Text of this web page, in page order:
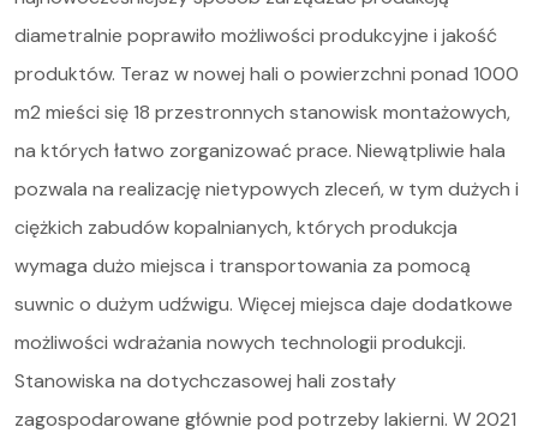
diametralnie poprawiło możliwości produkcyjne i jakość
produktów. Teraz w nowej hali o powierzchni ponad 1000
m2 mieści się 18 przestronnych stanowisk montażowych,
na których łatwo zorganizować prace. Niewątpliwie hala
pozwala na realizację nietypowych zleceń, w tym dużych i
ciężkich zabudów kopalnianych, których produkcja
wymaga dużo miejsca i transportowania za pomocą
suwnic o dużym udźwigu. Więcej miejsca daje dodatkowe
możliwości wdrażania nowych technologii produkcji.
Stanowiska na dotychczasowej hali zostały
zagospodarowane głównie pod potrzeby lakierni. W 2021